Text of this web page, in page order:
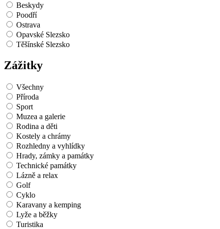
Beskydy
Poodří
Ostrava
Opavské Slezsko
Těšínské Slezsko
Zážitky
Všechny
Příroda
Sport
Muzea a galerie
Rodina a děti
Kostely a chrámy
Rozhledny a vyhlídky
Hrady, zámky a památky
Technické památky
Lázně a relax
Golf
Cyklo
Karavany a kemping
Lyže a běžky
Turistika